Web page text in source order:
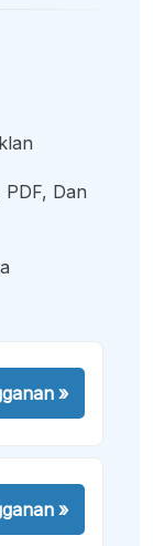
Dan
»
»